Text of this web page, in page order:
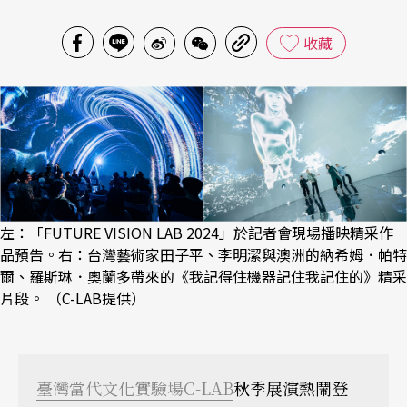
收藏
左：「FUTURE VISION LAB 2024」於記者會現場播映精采作
品預告。右：台灣藝術家田子平、李明潔與澳洲的納希姆．帕特
爾、羅斯琳．奧蘭多帶來的《我記得住機器記住我記住的》精采
片段。 （C-LAB提供）
臺灣當代文化實驗場C-LAB秋季展演熱鬧登